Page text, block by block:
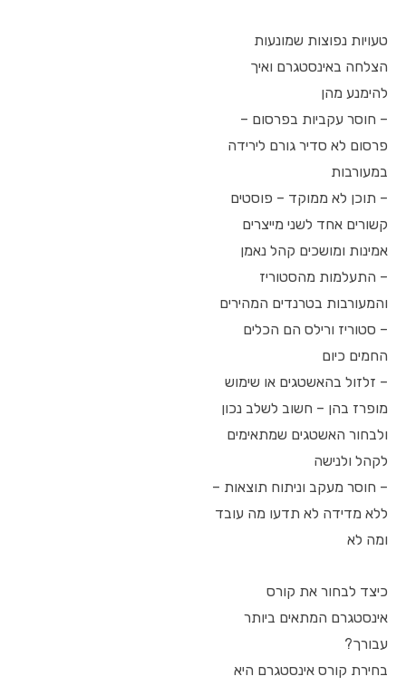
טעויות נפוצות שמונעות
הצלחה באינסטגרם ואיך
להימנע מהן
– חוסר עקביות בפרסום –
פרסום לא סדיר גורם לירידה
במעורבות
– תוכן לא ממוקד – פוסטים
קשורים אחד לשני מייצרים
אמינות ומושכים קהל נאמן
– התעלמות מהסטוריז
והמעורבות בטרנדים המהירים
– סטוריז ורילס הם הכלים
החמים כיום
– זלזול בהאשטגים או שימוש
מופרז בהן – חשוב לשלב נכון
ולבחור האשטגים שמתאימים
לקהל ולנישה
– חוסר מעקב וניתוח תוצאות –
ללא מדידה לא תדעו מה עובד
ומה לא
כיצד לבחור את קורס
אינסטגרם המתאים ביותר
עבורך?
בחירת קורס אינסטגרם היא